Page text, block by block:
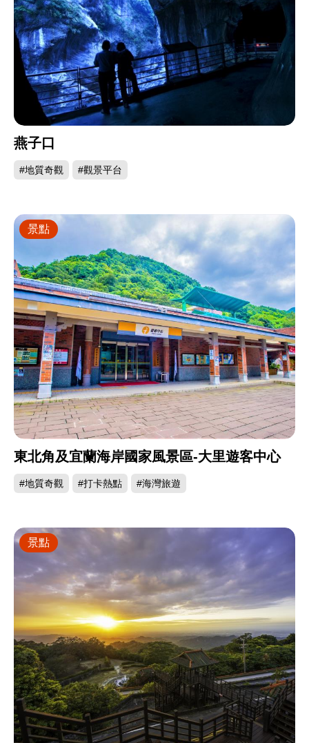
燕子口
#地質奇觀 #觀景平台
東北角及宜蘭海岸國家風景區-大里遊客中心
#地質奇觀 #打卡熱點 #海灣旅遊
景點
景點